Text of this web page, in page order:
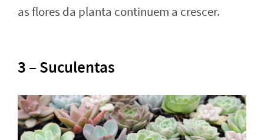
as flores da planta continuem a crescer.
3 – Suculentas